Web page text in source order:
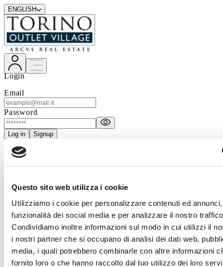
Questo sito web utilizza i cookie
Utilizziamo i cookie per personalizzare contenuti ed
funzionalità dei social media e per analizzare il nostro
Condividiamo inoltre informazioni sul modo in cui utilizzi il
i nostri partner che si occupano di analisi dei dati web,
media, i quali potrebbero combinarle con altre informazioni
fornito loro o che hanno raccolto dal tuo utilizzo dei loro
ENGLISH
Login
Email
Password
Log in Signup
Forgot password?
CompanyJob opportunitiesAbout us
Company
Legal information Website terms and conditions
Cookies
policyWi-Fi policyInfo point policy Video recording
policyVideo surveillance policyCode of conductOrganisation
and management model pursuant to Legislative Decree